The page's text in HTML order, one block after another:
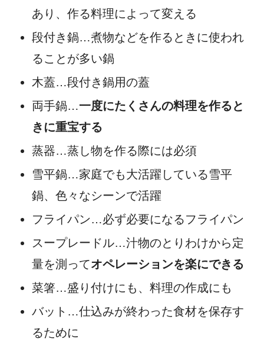
あり、作る料理によって変える
段付き鍋…煮物などを作るときに使われ
ることが多い鍋
木蓋…段付き鍋用の蓋
両手鍋…一度にたくさんの料理を作ると
きに重宝する
蒸器…蒸し物を作る際には必須
雪平鍋…家庭でも大活躍している雪平
鍋、色々なシーンで活躍
フライパン…必ず必要になるフライパン
スープレードル…汁物のとりわけから定
量を測ってオペレーションを楽にできる
菜箸…盛り付けにも、料理の作成にも
バット…仕込みが終わった食材を保存す
るために